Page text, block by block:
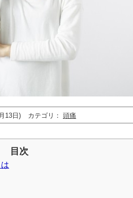
13日) カテゴリ 頭痛
目次